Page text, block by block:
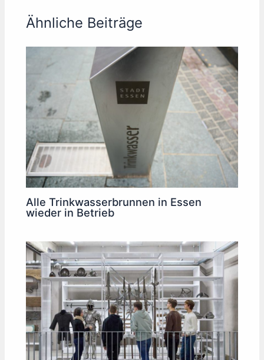
Ähnliche Beiträge
Alle Trinkwasserbrunnen in Essen
wieder in Betrieb